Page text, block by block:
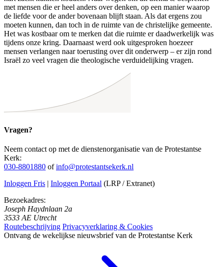
met mensen die er heel anders over denken, op een manier waarop
de liefde voor de ander bovenaan blijft staan. Als dat ergens zou
moeten kunnen, dan toch in de ruimte van de christelijke gemeente.
Het was kostbaar om te merken dat die ruimte er daadwerkelijk was
tijdens onze kring. Daarnaast werd ook uitgesproken hoezeer
mensen verlangen naar toerusting over dit onderwerp – er zijn rond
Israël zo veel vragen die theologische verduidelijking vragen.
Vragen?
Neem contact op met de dienstenorganisatie van de Protestantse
Kerk:
030-8801880 ofinfo@protestantsekerk.nl
Inloggen Fris | Inloggen Portaal (LRP / Extranet)
Bezoekadres:
Joseph Haydnlaan 2a
3533 AE Utrecht
Routebeschrijving Privacyverklaring & Cookies
Ontvang de wekelijkse nieuwsbrief van de Protestantse Kerk